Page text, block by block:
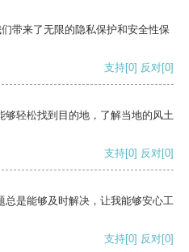
带来了无限的隐私保护和安全性保
支持[0] 反对[0]
够轻松找到目的地，了解当地的风土
支持[0] 反对[0]
总是能够及时解决，让我能够安心工
支持[0] 反对[0]